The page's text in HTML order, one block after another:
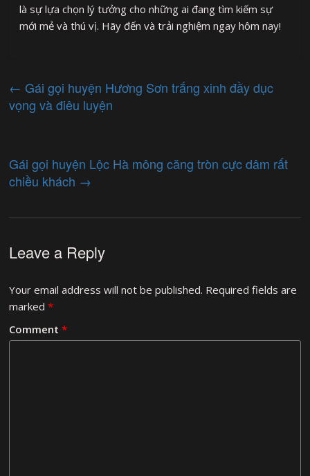
là sự lựa chọn lý tưởng cho những ai đang tìm kiếm sự
mới mẻ và thú vị. Hãy đến và trải nghiệm ngay hôm nay!
← Gái gọi huyện Hương Sơn trắng xinh đầy dục
vọng và điêu luyện
Gái gọi huyện Lộc Hà mông căng tròn cực dâm rất
chiều khách →
Leave a Reply
Your email address will not be published. Required fields are
marked*
Comment*